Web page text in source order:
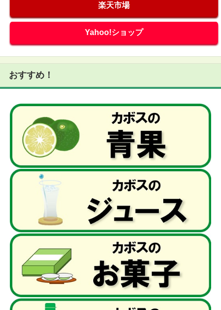
楽天市場
Yahoo!ショップ
おすすめ！